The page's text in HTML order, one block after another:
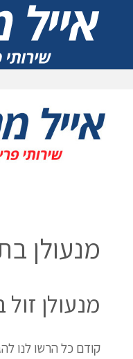
מנעולן
מנעולן
מנעולן
קודם כל הרשו לנו